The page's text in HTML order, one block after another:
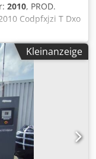
2010, PROD.
Codpfxjzi T Dxo
min) 3,61
GESAMT)
TROCKNER nein
WASSER) Luft
1 1/4
Kleinanzeige